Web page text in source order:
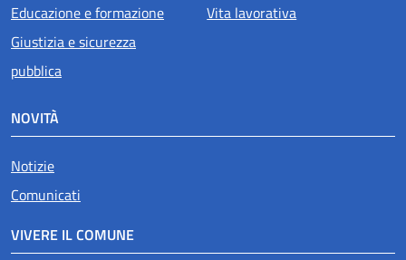
Educazione e formazione
Giustizia e sicurezza
pubblica
Vita lavorativa
NOVITÀ
Notizie
Comunicati
VIVERE IL COMUNE